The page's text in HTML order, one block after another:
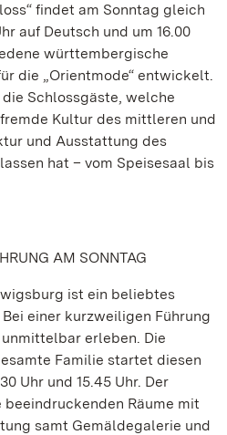
findet am Sonntag gleich
auf Deutsch und um 16.00
württembergische
die „Orientmode“ entwickelt.
Schlossgäste, welche
Kultur des mittleren und
und Ausstattung des
hat – vom Speisesaal bis
AM SONNTAG
ist ein beliebtes
einer kurzweiligen Führung
erleben. Die
Familie startet diesen
Uhr und 15.45 Uhr. Der
Räume mit
samt Gemäldegalerie und